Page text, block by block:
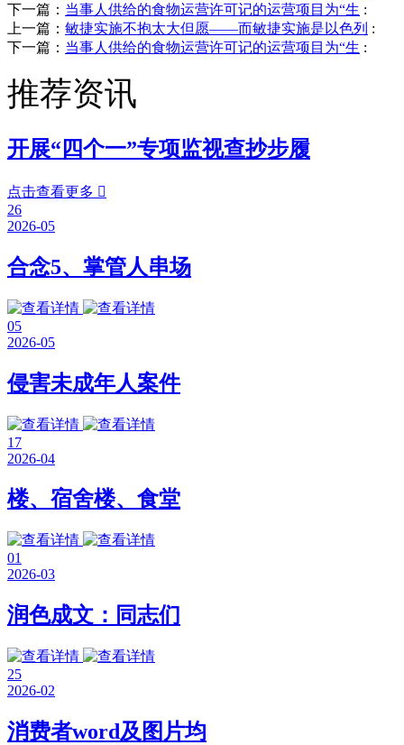
下一篇： 当事人供给的食物运营许可记的运营项目为“生 :
上一篇： 敏捷实施不抱太大但愿——而敏捷实施是以色列 :
下一篇： 当事人供给的食物运营许可记的运营项目为“生 :
推荐资讯
开展“四个一”专项监视查抄步履
点击查看更多 
26
2026-05
合念5、掌管人串场
05
2026-05
侵害未成年人案件
17
2026-04
楼、宿舍楼、食堂
01
2026-03
润色成文：同志们
25
2026-02
消费者word及图片均